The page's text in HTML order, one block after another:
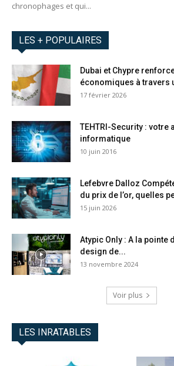
chronophages et qui...
LES + POPULAIRES
Dubai et Chypre
économiques à travers
17 février 2026
TEHTRI-Security : votre
informatique
10 juin 2016
Lefebvre Dalloz
du prix de l’or, quelles
15 juin 2026
Atypic Only : A la pointe
design de...
13 novembre 2024
Voir plus
LES INRATABLES